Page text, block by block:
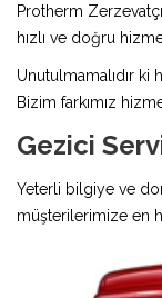
Protherm
hızlı ve doğru
Unutulmamalıdır
Bizim farkımız
Gezici
Yeterli bilgiye ve
müşterilerimize en